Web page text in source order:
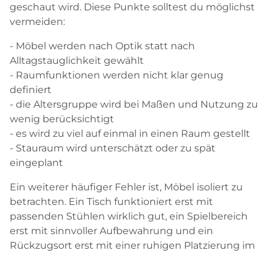
geschaut wird. Diese Punkte solltest du möglichst
vermeiden:
- Möbel werden nach Optik statt nach
Alltagstauglichkeit gewählt
- Raumfunktionen werden nicht klar genug
definiert
- die Altersgruppe wird bei Maßen und Nutzung zu
wenig berücksichtigt
- es wird zu viel auf einmal in einen Raum gestellt
- Stauraum wird unterschätzt oder zu spät
eingeplant
Ein weiterer häufiger Fehler ist, Möbel isoliert zu
betrachten. Ein Tisch funktioniert erst mit
passenden Stühlen wirklich gut, ein Spielbereich
erst mit sinnvoller Aufbewahrung und ein
Rückzugsort erst mit einer ruhigen Platzierung im